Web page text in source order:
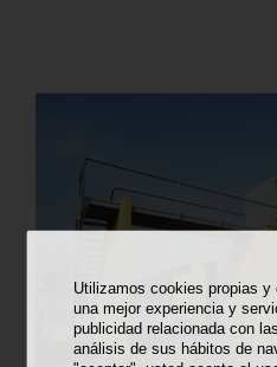
Utilizamos cookies propias y
una mejor experiencia y
publicidad relacionada con
análisis de sus hábitos de